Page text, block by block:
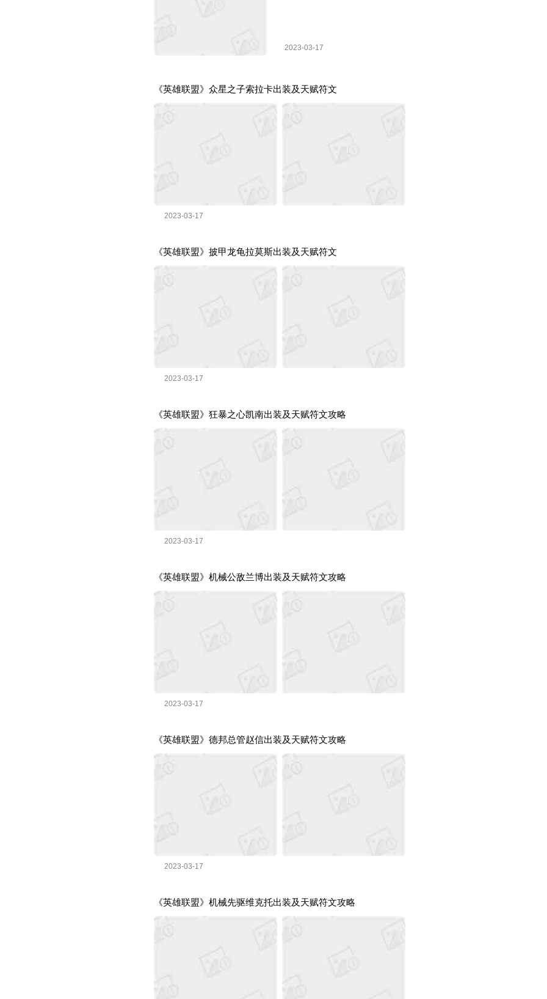
2023-03-17
《英雄联盟》众星之子索拉卡出装及天赋符文
2023-03-17
《英雄联盟》披甲龙龟拉莫斯出装及天赋符文
2023-03-17
《英雄联盟》狂暴之心凯南出装及天赋符文攻略
2023-03-17
《英雄联盟》机械公敌兰博出装及天赋符文攻略
2023-03-17
《英雄联盟》德邦总管赵信出装及天赋符文攻略
2023-03-17
《英雄联盟》机械先驱维克托出装及天赋符文攻略